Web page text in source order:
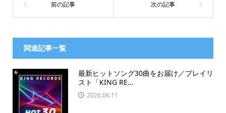
関連記事一覧
最新ヒットソング30曲をお届け／プレイリ
スト「KING RE...
2026.06.11